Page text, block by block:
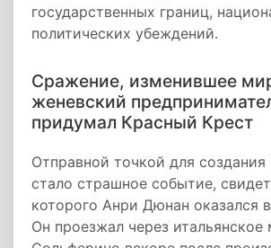
государственных границ,
политических убеждений.
Сражение, изменившее
женевский
придумал Красный Крест
Отправной точкой для создания
стало страшное событие,
которого Анри Дюнан оказался
Он проезжал через итальянское